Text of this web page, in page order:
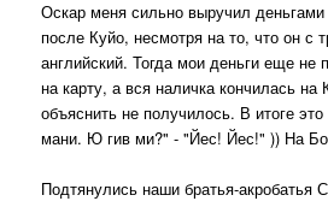
Оскар меня сильно выручил
после Куйо, несмотря на то, что он с
английский. Тогда мои деньги еще не
на карту, а вся наличка кончилась на
объяснить не получилось. В итоге
мани. Ю гив ми?" - "Йес! Йес!" )) На
Подтянулись наши братья-акробатья